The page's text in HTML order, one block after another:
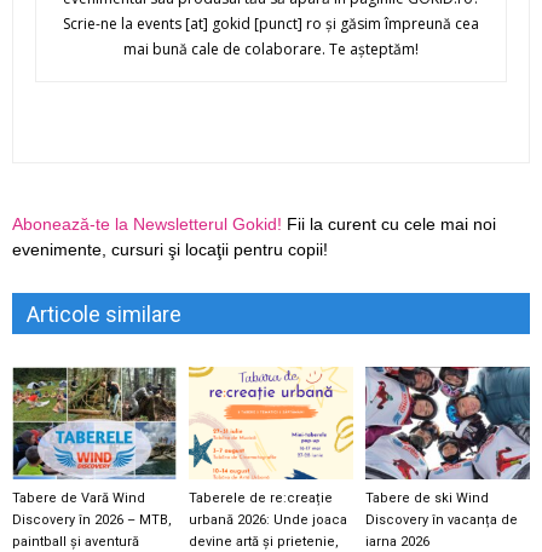
Scrie-ne la events [at] gokid [punct] ro şi găsim împreună cea
mai bună cale de colaborare. Te aşteptăm!
Abonează-te la Newsletterul Gokid! Fii la curent cu cele mai noi
evenimente, cursuri şi locaţii pentru copii!
Articole similare
Tabere de Vară Wind
Discovery în 2026 – MTB,
paintball și aventură
Taberele de re:creație
urbană 2026: Unde joaca
devine artă și prietenie,
Tabere de ski Wind
Discovery în vacanța de
iarna 2026